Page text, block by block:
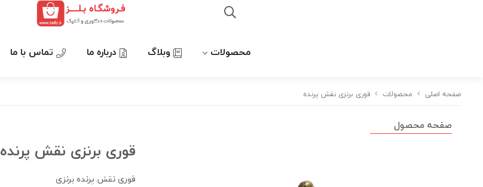
محصولات وبلاگ درباره ما تماس با ما
صفحه اصلی محصولات قوری برنزی نقش پرنده
صفحه محصول
قوری برنزی نقش پرنده
قوری نقش پرنده برنزی